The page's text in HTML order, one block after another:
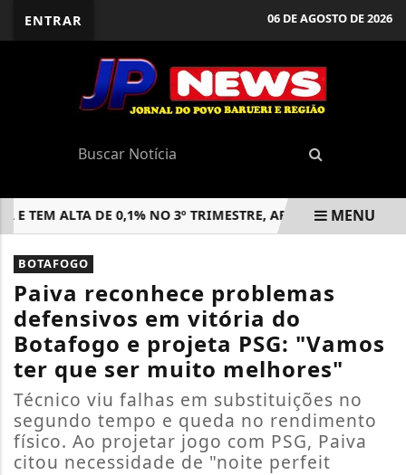
ENTRAR 06 DE AGOSTO DE 2026
ALTA DE 0,1% NO 3º TRIMESTRE, APONTA IBGE CAIXA
EM ALTA
MENU
BOTAFOGO
Paiva reconhece problemas
defensivos em vitória do
Botafogo e projeta PSG: "Vamos
ter que ser muito melhores"
Técnico viu falhas em substituições no
segundo tempo e queda no rendimento
físico. Ao projetar jogo com PSG, Paiva
citou necessidade de "noite perfeit